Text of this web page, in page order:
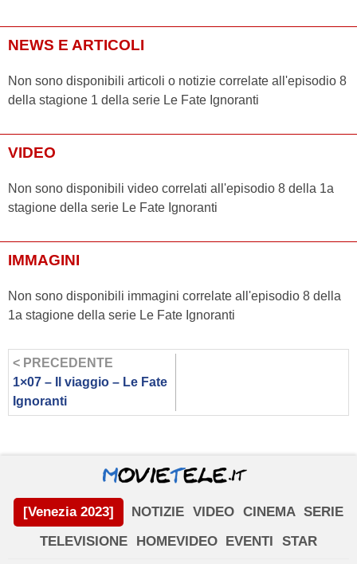
NEWS E ARTICOLI
Non sono disponibili articoli o notizie correlate all'episodio 8
della stagione 1 della serie Le Fate Ignoranti
VIDEO
Non sono disponibili video correlati all'episodio 8 della 1a
stagione della serie Le Fate Ignoranti
IMMAGINI
Non sono disponibili immagini correlate all'episodio 8 della
1a stagione della serie Le Fate Ignoranti
< PRECEDENTE
1×07 – Il viaggio – Le Fate
Ignoranti
[Venezia 2023] NOTIZIE VIDEO CINEMA SERIE
TELEVISIONE
HOMEVIDEO EVENTI STAR